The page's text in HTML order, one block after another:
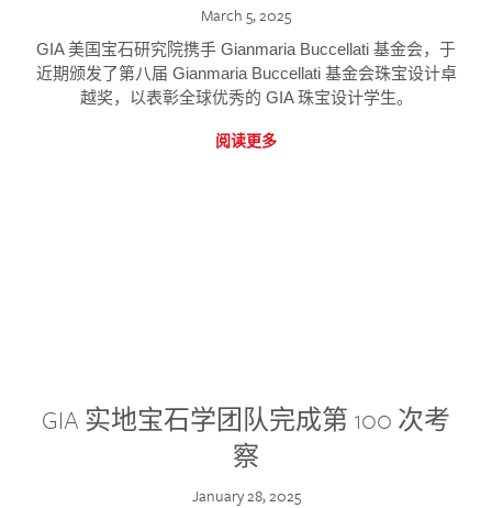
March 5, 2025
GIA 美国宝石研究院携手 Gianmaria Buccellati 基金会，于
近期颁发了第八届 Gianmaria Buccellati 基金会珠宝设计卓
越奖，以表彰全球优秀的 GIA 珠宝设计学生。
阅读更多
GIA 实地宝石学团队完成第 100 次考
察
January 28, 2025